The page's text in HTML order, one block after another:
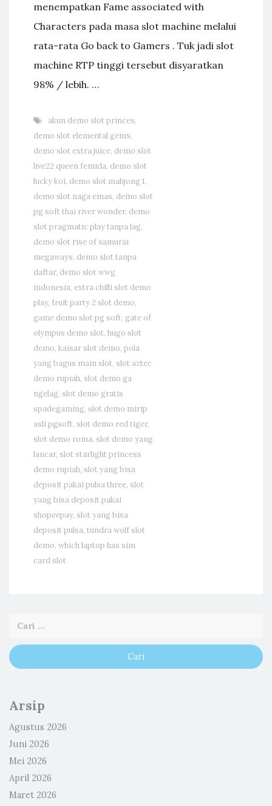
menempatkan Fame associated with
Characters pada masa slot machine melalui
rata-rata Go back to Gamers . Tuk jadi slot
machine RTP tinggi tersebut disyaratkan
98% / lebih. …
akun demo slot princes,
demo slot elemental gems,
demo slot extra juice, demo slot
live22 queen femida, demo slot
lucky koi, demo slot mahjong 1,
demo slot naga emas, demo slot
pg soft thai river wonder, demo
slot pragmatic play tanpa lag,
demo slot rise of samurai
megaways, demo slot tanpa
daftar, demo slot wwg
indonesia, extra chilli slot demo
play, fruit party 2 slot demo,
game demo slot pg soft, gate of
olympus demo slot, hugo slot
demo, kaisar slot demo, pola
yang bagus main slot, slot aztec
demo rupiah, slot demo ga
ngelag, slot demo gratis
spadegaming, slot demo mirip
asli pgsoft, slot demo red tiger,
slot demo roma, slot demo yang
lancar, slot starlight princess
demo rupiah, slot yang bisa
deposit pakai pulsa three, slot
yang bisa deposit pakai
shopeepay, slot yang bisa
deposit pulsa, tundra wolf slot
demo, which laptop has sim
card slot
Arsip
Agustus 2026
Juni 2026
Mei 2026
April 2026
Maret 2026